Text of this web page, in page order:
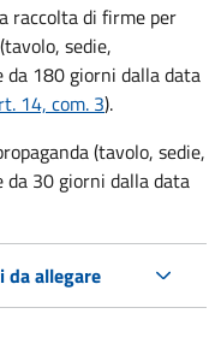
raccolta di firme per
sedie,
da 180 giorni dalla data
14, com. 3).
(tavolo, sedie,
da 30 giorni dalla data
da allegare